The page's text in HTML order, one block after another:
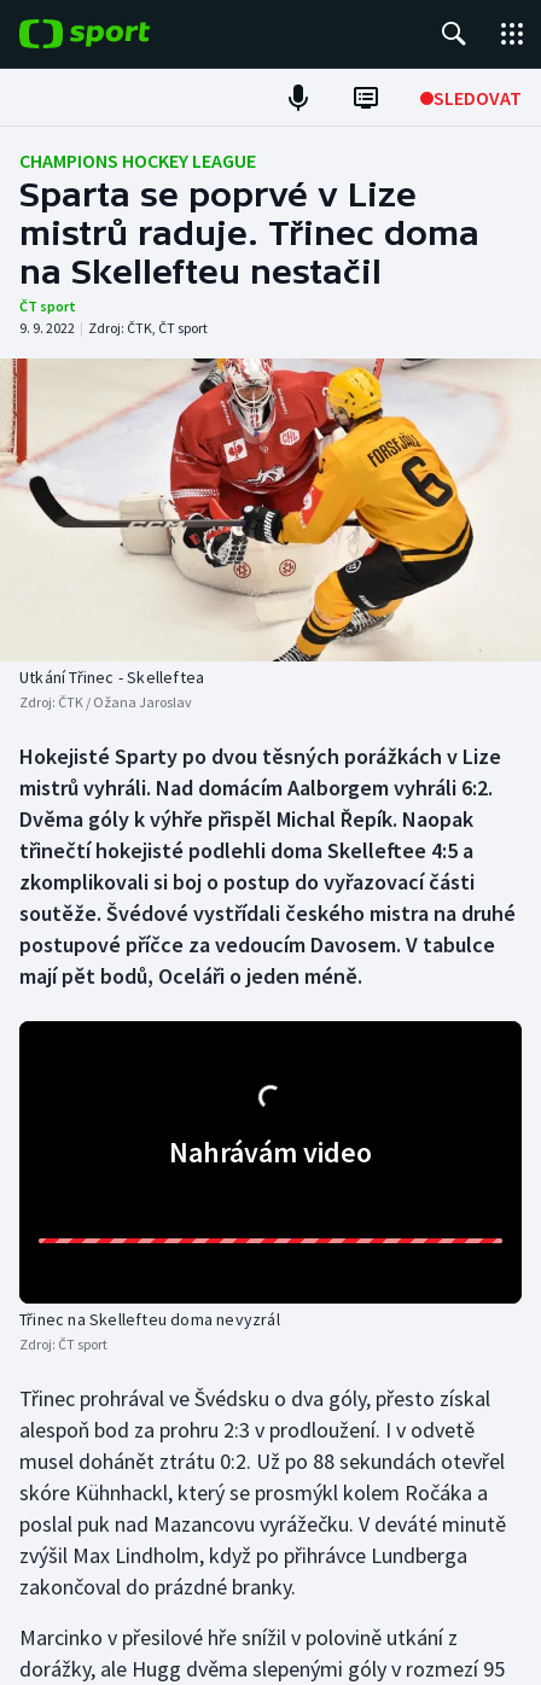
SLEDOVAT
ME v atletice
ME v plavání
Fotbal
Hokej
DALŠÍ SPORTY
Americký fotbal
Basketbal
Boby a skeleton
Box
Curling
Cyklistika
Dostihy
Házená
Judo
Krasobruslení
Lezení
Lyže a snowboard
Moderní pětiboj
NEPŘEHLÉDNĚTE
Aplikace ČT sport
CHAMPIONS HOCKEY LEAGUE
Sparta se poprvé v Lize
mistrů raduje. Třinec doma
na Skellefteu nestačil
ČT sport
9. 9. 2022 | Zdroj: ČTK, ČT sport
Utkání Třinec - Skelleftea
Zdroj: ČTK / Ožana Jaroslav
Hokejisté Sparty po dvou těsných porážkách v Lize
mistrů vyhráli. Nad domácím Aalborgem vyhráli 6:2.
Dvěma góly k výhře přispěl Michal Řepík. Naopak
třinečtí hokejisté podlehli doma Skelleftee 4:5 a
zkomplikovali si boj o postup do vyřazovací části
soutěže. Švédové vystřídali českého mistra na druhé
postupové příčce za vedoucím Davosem. V tabulce
mají pět bodů, Oceláři o jeden méně.
Nahrávám video
Třinec na Skellefteu doma nevyzrál
Zdroj: ČT sport
Třinec prohrával ve Švédsku o dva góly, přesto získal
alespoň bod za prohru 2:3 v prodloužení. I v odvetě
musel dohánět ztrátu 0:2. Už po 88 sekundách otevřel
skóre Kühnhackl, který se prosmýkl kolem Ročáka a
poslal puk nad Mazancovu vyrážečku. V deváté minutě
zvýšil Max Lindholm, když po přihrávce Lundberga
zakončoval do prázdné branky.
Marcinko v přesilové hře snížil v polovině utkání z
dorážky, ale Hugg dvěma slepenými góly v rozmezí 95